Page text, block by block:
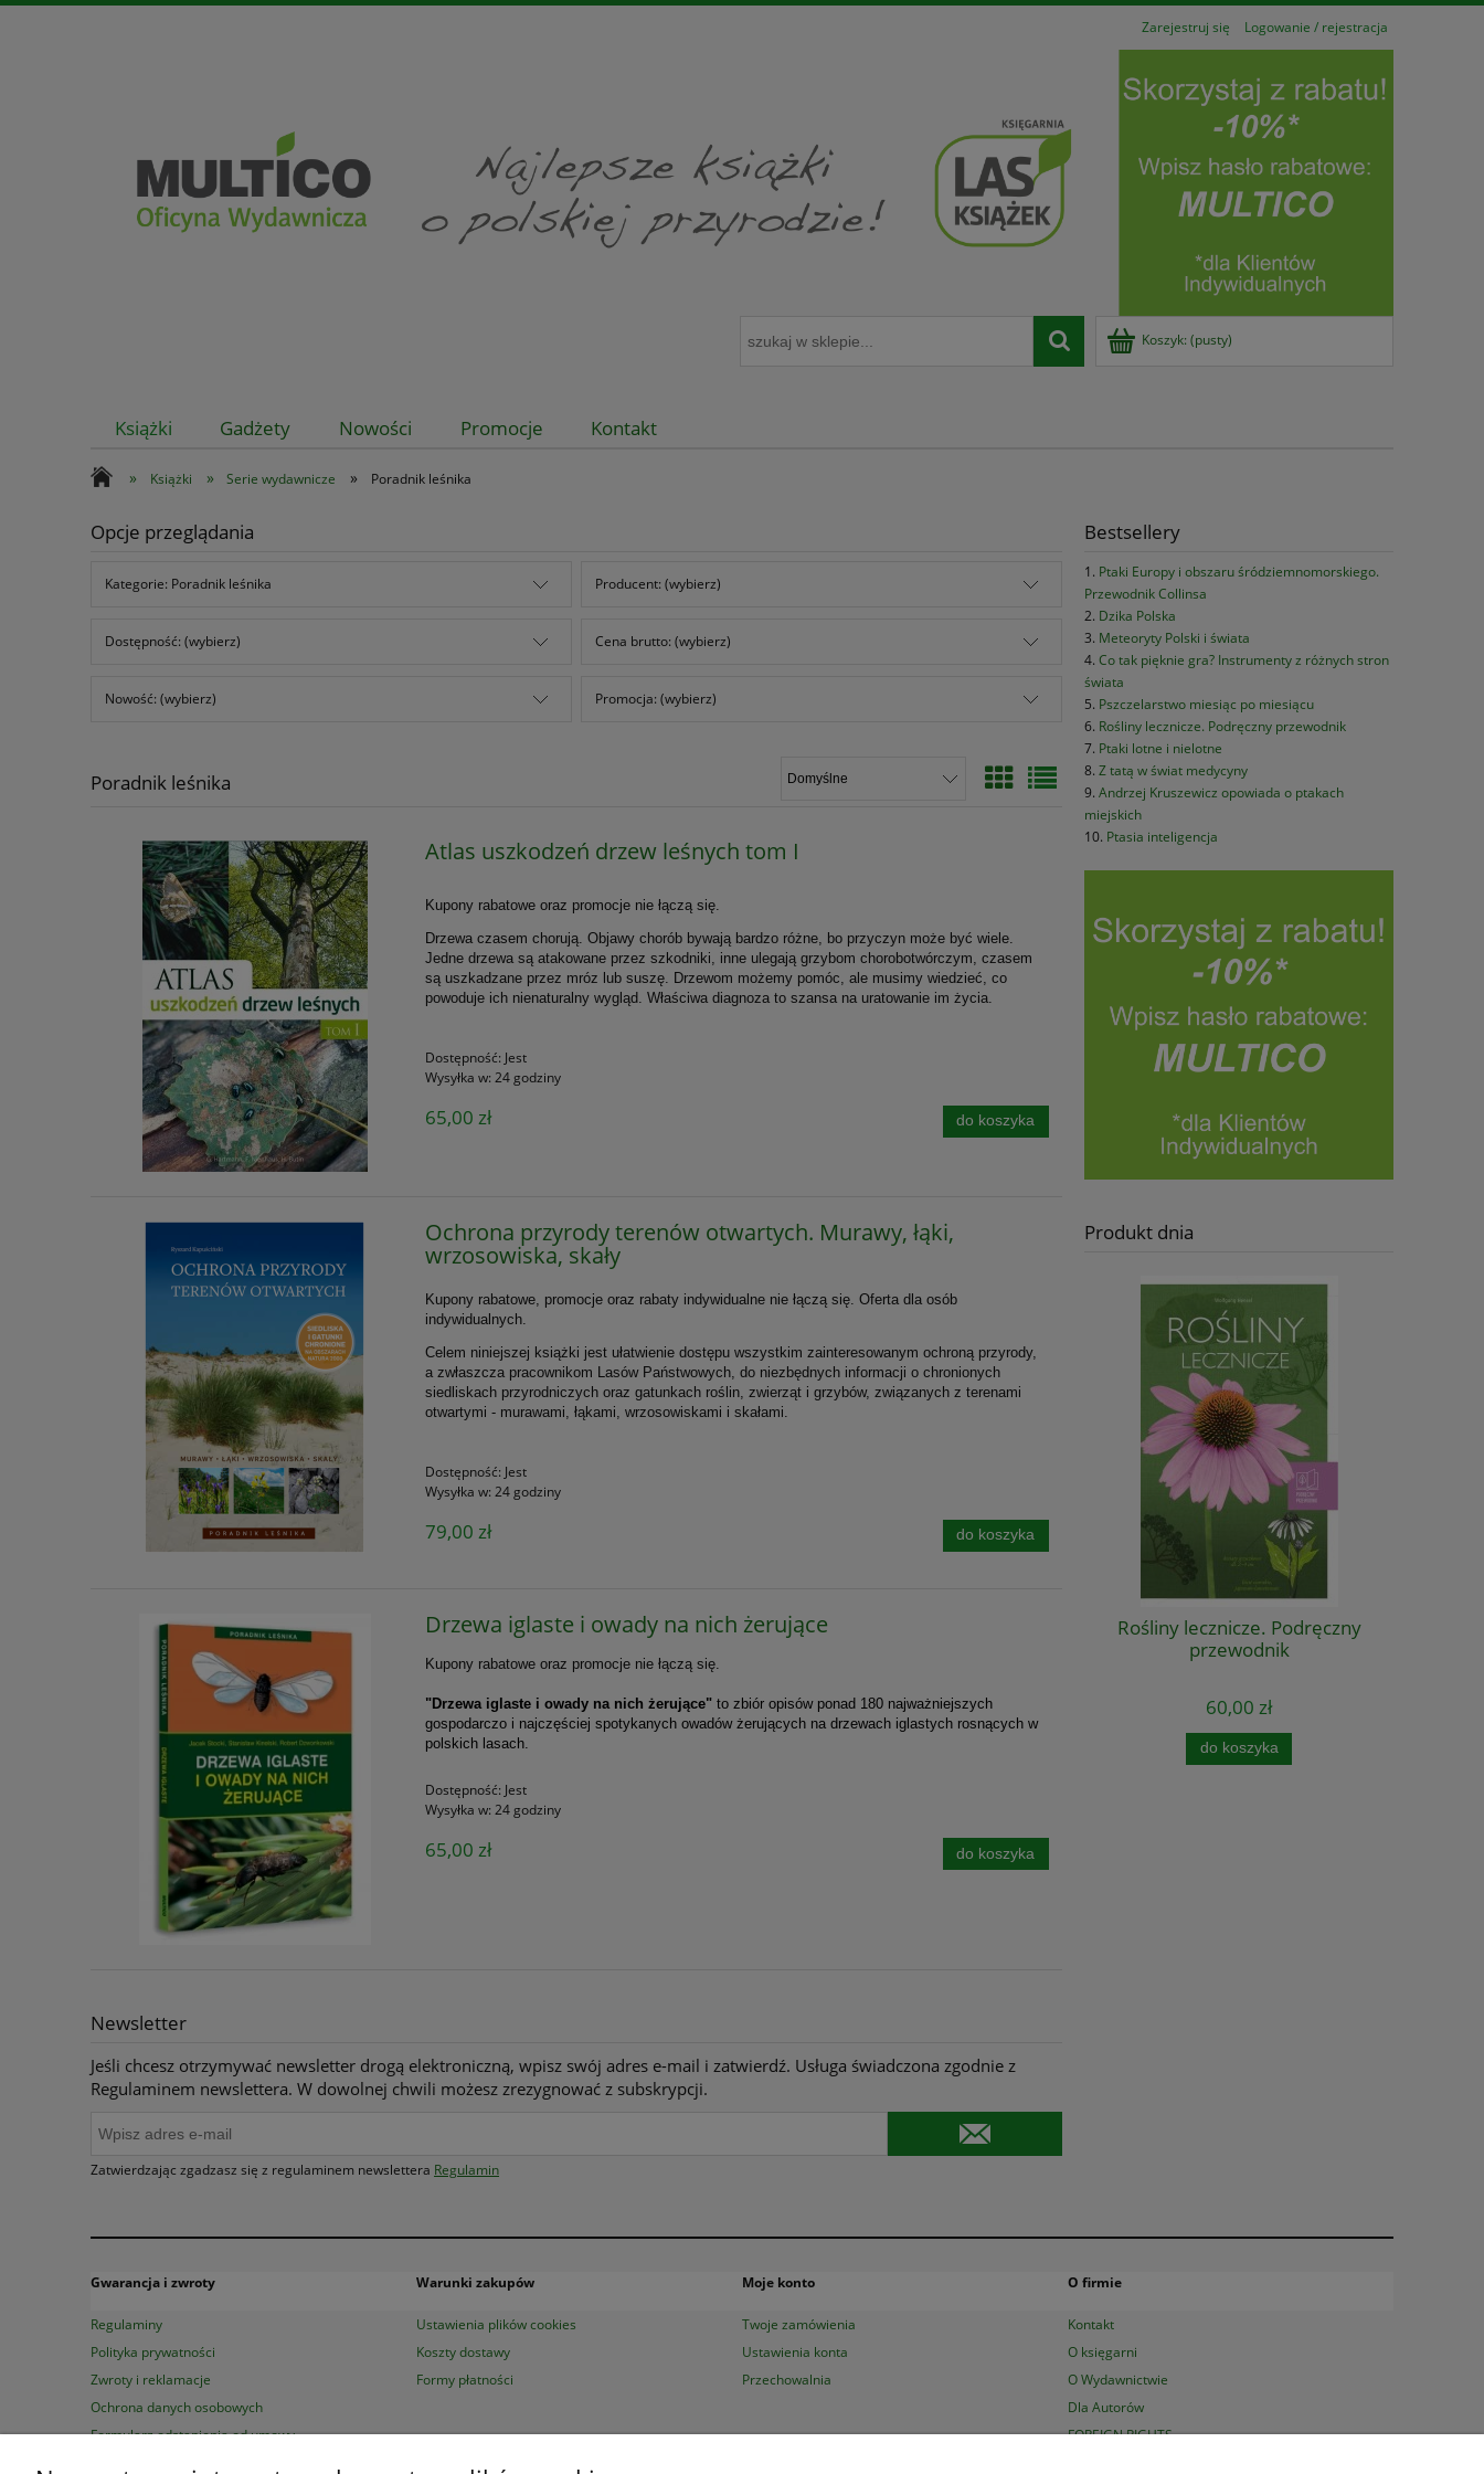
Zarejestruj się Logowanie / rejestracja
Koszyk: (pusty)
Książki Gadżety Nowości Promocje Kontakt
» Książki » Serie wydawnicze » Poradnik leśnika
Opcje przeglądania
Kategorie: Poradnik leśnika Producent: (wybierz)
Dostępność: (wybierz) Cena brutto: (wybierz)
Nowość: (wybierz) Promocja: (wybierz)
Poradnik leśnika
Atlas uszkodzeń drzew leśnych tom I
Kupony rabatowe oraz promocje nie łączą się.
Drzewa czasem chorują. Objawy chorób bywają bardzo różne, bo przyczyn może być wiele.
Jedne drzewa są atakowane przez szkodniki, inne ulegają grzybom chorobotwórczym, czasem
są uszkadzane przez mróz lub suszę. Drzewom możemy pomóc, ale musimy wiedzieć, co
powoduje ich nienaturalny wygląd. Właściwa diagnoza to szansa na uratowanie im życia.
Dostępność: Jest
Wysyłka w: 24 godziny
65,00 zł do koszyka
Ochrona przyrody terenów otwartych. Murawy, łąki,
wrzosowiska, skały
Kupony rabatowe, promocje oraz rabaty indywidualne nie łączą się. Oferta dla osób
indywidualnych.
Celem niniejszej książki jest ułatwienie dostępu wszystkim zainteresowanym ochroną przyrody,
a zwłaszcza pracownikom Lasów Państwowych, do niezbędnych informacji o chronionych
siedliskach przyrodniczych oraz gatunkach roślin, zwierząt i grzybów, związanych z terenami
otwartymi - murawami, łąkami, wrzosowiskami i skałami.
Dostępność: Jest
Wysyłka w: 24 godziny
79,00 zł do koszyka
Drzewa iglaste i owady na nich żerujące
Kupony rabatowe oraz promocje nie łączą się.
"Drzewa iglaste i owady na nich żerujące" to zbiór opisów ponad 180 najważniejszych
gospodarczo i najczęściej spotykanych owadów żerujących na drzewach iglastych rosnących w
polskich lasach.
Dostępność: Jest
Wysyłka w: 24 godziny
65,00 zł do koszyka
Newsletter
Jeśli chcesz otrzymywać newsletter drogą elektroniczną, wpisz swój adres e-mail i zatwierdź. Usługa świadczona zgodnie z
Regulaminem newslettera. W dowolnej chwili możesz zrezygnować z subskrypcji.
Zatwierdzając zgadzasz się z regulaminem newslettera Regulamin
Bestsellery
Ptaki Europy i obszaru śródziemnomorskiego.
Przewodnik Collinsa
Dzika Polska
Meteoryty Polski i świata
Co tak pięknie gra? Instrumenty z różnych stron
świata
Pszczelarstwo miesiąc po miesiącu
Rośliny lecznicze. Podręczny przewodnik
Ptaki lotne i nielotne
Z tatą w świat medycyny
Andrzej Kruszewicz opowiada o ptakach
miejskich
Ptasia inteligencja
Produkt dnia
Rośliny lecznicze. Podręczny
przewodnik
60,00 zł
do koszyka
Gwarancja i zwroty
Regulaminy
Polityka prywatności
Zwroty i reklamacje
Ochrona danych osobowych
Formularz odstąpienia od umowy
Warunki zakupów
Ustawienia plików cookies
Koszty dostawy
Formy płatności
Moje konto
Twoje zamówienia
Ustawienia konta
Przechowalnia
O firmie
Kontakt
O księgarni
O Wydawnictwie
Dla Autorów
FOREIGN RIGHTS